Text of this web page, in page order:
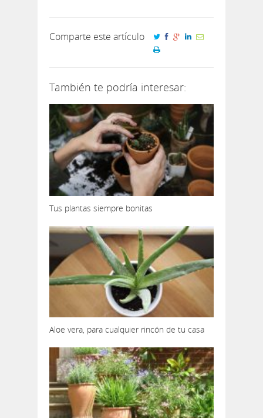
Comparte este artículo
También te podría interesar:
Tus plantas siempre bonitas
Aloe vera, para cualquier rincón de tu casa